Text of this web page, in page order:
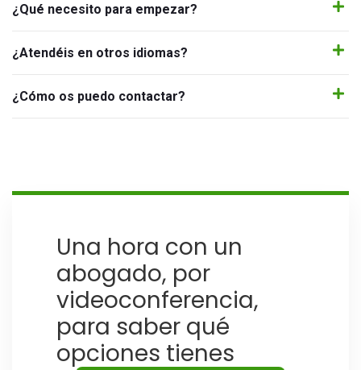
¿Qué necesito para empezar?
¿Atendéis en otros idiomas?
¿Cómo os puedo contactar?
Una hora con un
abogado, por
videoconferencia,
para saber qué
opciones tienes